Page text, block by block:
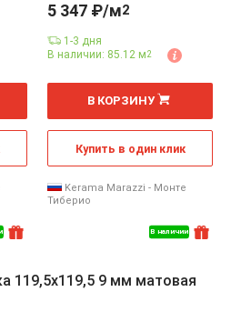
В наличии
5 347 ₽/м2
1-3 дня
В наличии: 85.12 м2
м
В КОРЗИНУ
Купить в один клик
Kerama Marazzi - Монте
Тиберио
119,5x119,5 9 мм матовая